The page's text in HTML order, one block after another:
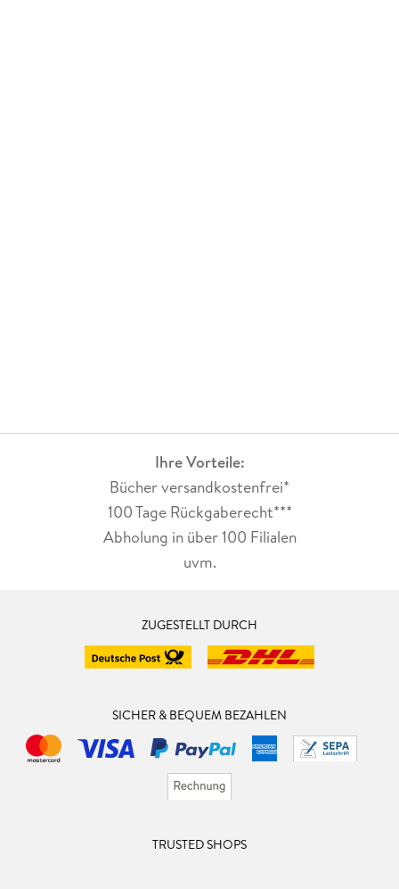
Ihre Vorteile:
Bücher versandkostenfrei*
100 Tage Rückgaberecht***
Abholung in über 100 Filialen
uvm.
ZUGESTELLT DURCH
SICHER & BEQUEM BEZAHLEN
TRUSTED SHOPS